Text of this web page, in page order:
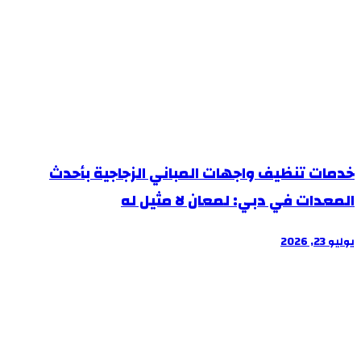
خدمات تنظيف واجهات المباني الزجاجية بأحدث
المعدات في دبي: لمعان لا مثيل له
يوليو 23, 2026